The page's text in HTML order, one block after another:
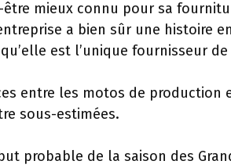
mieux connu pour sa
a bien sûr une histoire
est l’unique fournisseur
entre les motos de
sous-estimées.
probable de la saison des